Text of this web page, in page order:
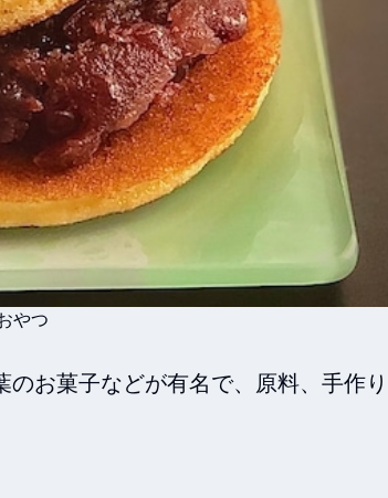
やつ
お菓子などが有名で、原料、手作